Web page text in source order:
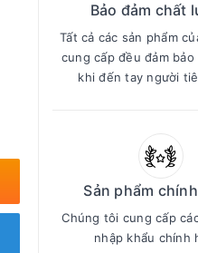
Bảo đảm chất
Tất cả các sản phẩm
cung cấp đều đảm
khi đến tay người
Sản phẩm
Chúng tôi cung cấp
nhập khẩu chính